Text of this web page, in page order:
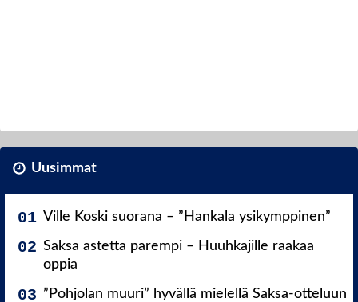
Uusimmat
Ville Koski suorana – ”Hankala ysikymppinen”
Saksa astetta parempi – Huuhkajille raakaa
oppia
”Pohjolan muuri” hyvällä mielellä Saksa-otteluun